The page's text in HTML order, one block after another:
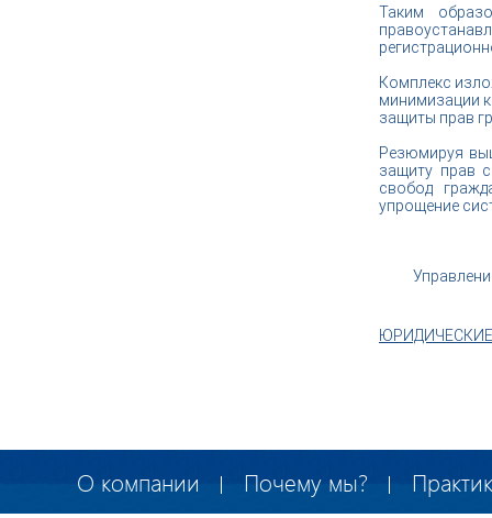
Таким
Комплекс
минимизации
защиты прав
Резюмируя
защиту прав
свобод
упрощение
О компании Почему мы?